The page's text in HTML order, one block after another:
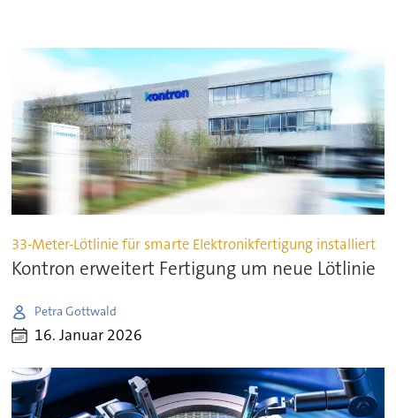
33-Meter-Lötlinie für smarte Elektronikfertigung installiert
Kontron erweitert Fertigung um neue Lötlinie
Petra Gottwald
16. Januar 2026